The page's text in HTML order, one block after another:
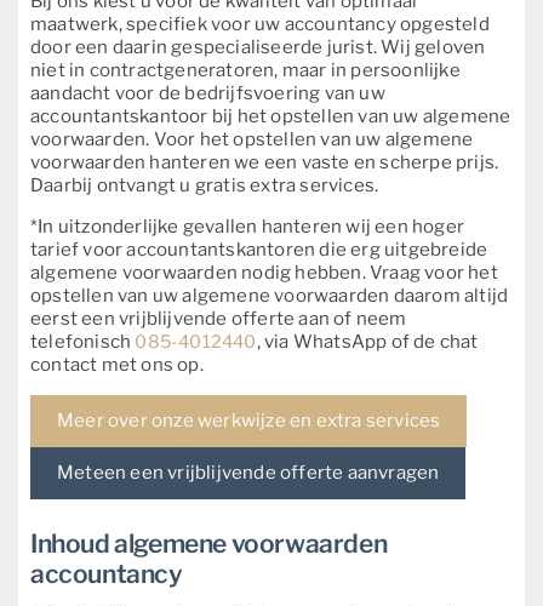
maatwerk, specifiek voor uw accountancy opgesteld
door een daarin gespecialiseerde jurist. Wij geloven
niet in contractgeneratoren, maar in persoonlijke
aandacht voor de bedrijfsvoering van uw
accountantskantoor bij het opstellen van uw algemene
voorwaarden. Voor het opstellen van uw algemene
voorwaarden hanteren we een vaste en scherpe prijs.
Daarbij ontvangt u gratis extra services.
*In uitzonderlijke gevallen hanteren wij een hoger
tarief voor accountantskantoren die erg uitgebreide
algemene voorwaarden nodig hebben. Vraag voor het
opstellen van uw algemene voorwaarden daarom altijd
eerst een vrijblijvende offerte aan of neem
telefonisch 085-4012440, via WhatsApp of de chat
contact met ons op.
Meer over onze werkwijze en extra services
Meteen een vrijblijvende offerte aanvragen
Inhoud algemene voorwaarden
accountancy